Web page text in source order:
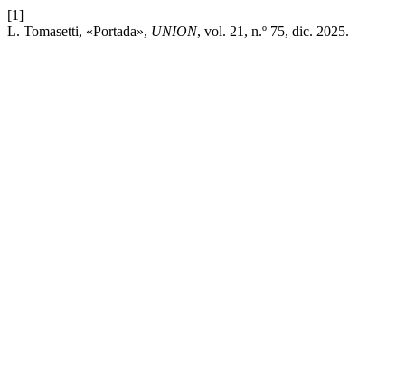
[1]
L. Tomasetti, «Portada», UNION, vol. 21, n.º 75, dic. 2025.